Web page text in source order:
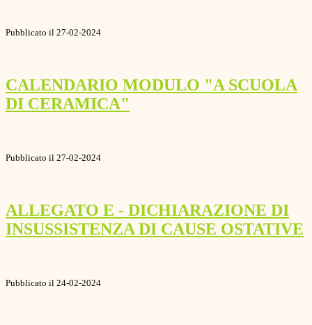
Pubblicato il 27-02-2024
CALENDARIO MODULO "A SCUOLA
DI CERAMICA"
Pubblicato il 27-02-2024
ALLEGATO E - DICHIARAZIONE DI
INSUSSISTENZA DI CAUSE OSTATIVE
Pubblicato il 24-02-2024